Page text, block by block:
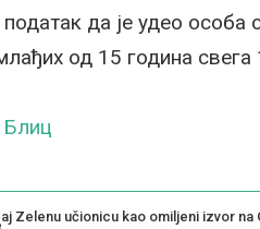
да је удео
од 15 година свега
Блиц
Zelenu učionicu kao omiljeni izvor na